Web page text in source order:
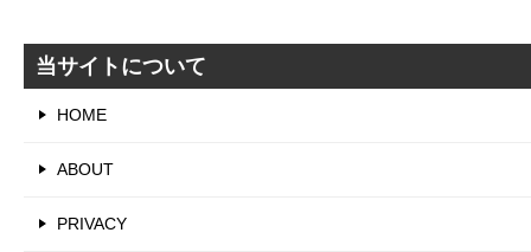
リ
当サイトについて
HOME
ABOUT
PRIVACY